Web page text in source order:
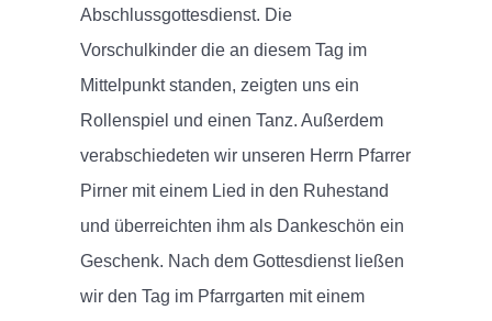
Abschlussgottesdienst. Die
Vorschulkinder die an diesem Tag im
Mittelpunkt standen, zeigten uns ein
Rollenspiel und einen Tanz. Außerdem
verabschiedeten wir unseren Herrn Pfarrer
Pirner mit einem Lied in den Ruhestand
und überreichten ihm als Dankeschön ein
Geschenk. Nach dem Gottesdienst ließen
wir den Tag im Pfarrgarten mit einem